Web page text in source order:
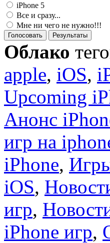
iPhone 5
Все и сразу...
Мне ни чего не нужно!!!
Голосовать Результаты
Облако
apple, iOS,
Upcoming
Анонс
игр на
iPhone,
iOS,
игр,
iPhone игр,